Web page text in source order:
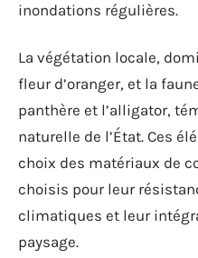
inondations régulières.
La végétation locale,
fleur d’oranger, et la
panthère et l’alligator,
naturelle de l’État. Ces
choix des matériaux de
choisis pour leur
climatiques et leur
paysage.